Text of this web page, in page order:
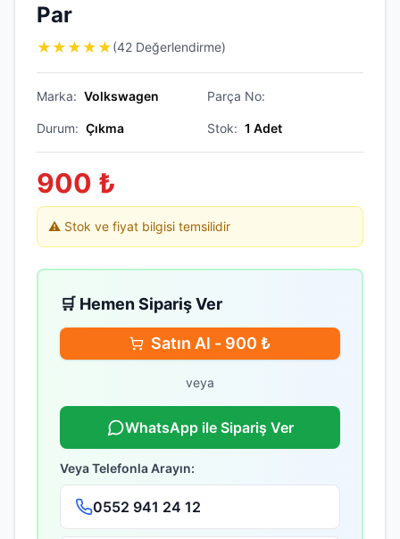
Par
★ ★ ★ ★ ★(42 Değerlendirme)
Marka: Volkswagen Parça No:
Durum: Çıkma Stok: 1 Adet
900 ₺
⚠️ Stok ve fiyat bilgisi temsilidir
🛒 Hemen Sipariş Ver
Satın Al - 900 ₺
veya
WhatsApp ile Sipariş Ver
Veya Telefonla Arayın:
0552 941 24 12